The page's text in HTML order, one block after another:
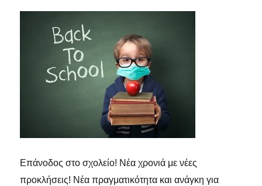
Επάνοδος στο σχολείο! Νέα χρονιά με νέες
προκλήσεις! Νέα πραγματικότητα και ανάγκη για